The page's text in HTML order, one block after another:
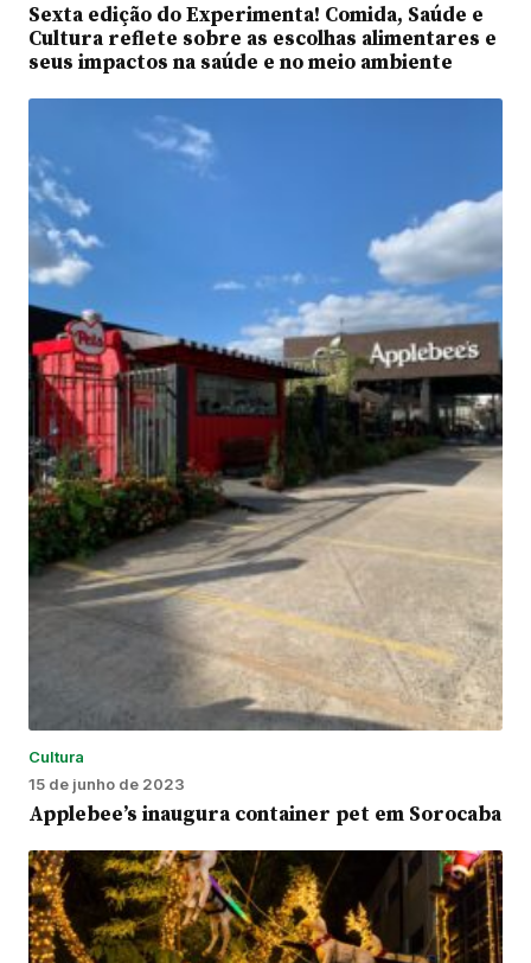
Sexta edição do Experimenta! Comida, Saúde e
Cultura reflete sobre as escolhas alimentares e
seus impactos na saúde e no meio ambiente
Cultura
15 de junho de 2023
Applebee’s inaugura container pet em Sorocaba